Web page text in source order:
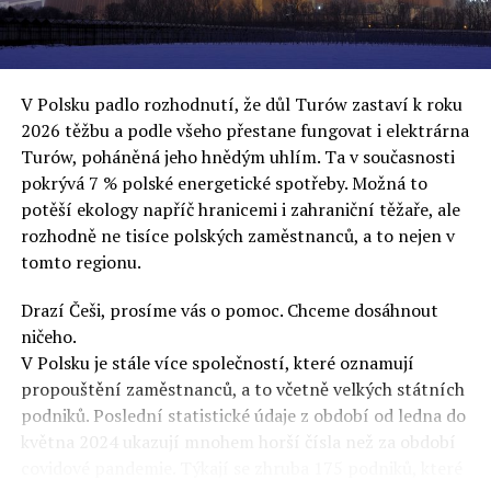
uvěří a nebudou se ptát na podrobnosti,“ řekl Rafał
Ziemkiewicz, redaktor týdeníku Do Rzeczy a ironicky
dodal: „Když se nynějšímu vedení státního hřebčince
podařilo prodat na aukci 10 plemenných koní za 600
000 euro, bylo to provládními médii oslavované jako
velký úspěch. Za vlády PiS se 14 koní prodalo za 2,5
milionu euro, což bylo stejnou mediální partou
komentováno jako konec polského chovu koní. Ve vidění
kontrolorů činnosti PiS ale určitě šlo při prodeji koní o
praní peněz či jinou nelegální činnost.“
Tuskova čísla jsou ale ujetá i jinde, pokračoval
Ziemkiewicz. „Ve vládní aféře PiS kolem vydávání víz
Tusk tvrdil, že za vlády dnešní opozice se nelegálně
prodalo 600 000 víz do Polska. Byla na to dokonce
vytvořena parlamentní vyšetřovací komise, která přišla
ale pouze na to, že 220 víz do Polska bylo
prostřednictvím úplatků uspíšeno, tedy že víza byla
V Polsku padlo rozhodnutí, že důl Turów zastaví k roku
2026 těžbu a podle všeho přestane fungovat i elektrárna
Turów, poháněná jeho hnědým uhlím. Ta v současnosti
pokrývá 7 % polské energetické spotřeby. Možná to
potěší ekology napříč hranicemi i zahraniční těžaře, ale
rozhodně ne tisíce polských zaměstnanců, a to nejen v
tomto regionu.
Drazí Češi, prosíme vás o pomoc. Chceme dosáhnout
ničeho.
V Polsku je stále více společností, které oznamují
propouštění zaměstnanců, a to včetně velkých státních
podniků. Poslední statistické údaje z období od ledna do
května 2024 ukazují mnohem horší čísla než za období